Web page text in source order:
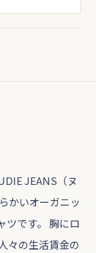
JEANS（ヌ
かいオーガニッ
ツです。 胸にロ
々の生活賃金の